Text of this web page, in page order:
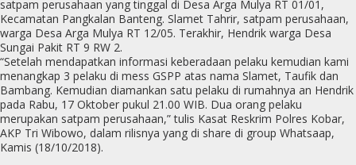
satpam perusahaan yang tinggal di Desa Arga Mulya RT 01/01,
Kecamatan Pangkalan Banteng. Slamet Tahrir, satpam perusahaan,
warga Desa Arga Mulya RT 12/05. Terakhir, Hendrik warga Desa
Sungai Pakit RT 9 RW 2.
“Setelah mendapatkan informasi keberadaan pelaku kemudian kami
menangkap 3 pelaku di mess GSPP atas nama Slamet, Taufik dan
Bambang. Kemudian diamankan satu pelaku di rumahnya an Hendrik
pada Rabu, 17 Oktober pukul 21.00 WIB. Dua orang pelaku
merupakan satpam perusahaan,” tulis Kasat Reskrim Polres Kobar,
AKP Tri Wibowo, dalam rilisnya yang di share di group Whatsaap,
Kamis (18/10/2018).